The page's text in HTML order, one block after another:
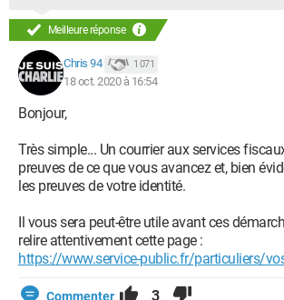
Meilleure réponse
Chris 94 1 071
18 oct. 2020 à 16:54
Bonjour,
Très simple... Un courrier aux services
preuves de ce que vous avancez et, bien
les preuves de votre identité.
Il vous sera peut-être utile avant ces
relire attentivement cette page :
https://www.service-public.fr/particuliers/
Commenter 3